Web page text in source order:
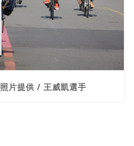
照片提供 / 王威凱選手